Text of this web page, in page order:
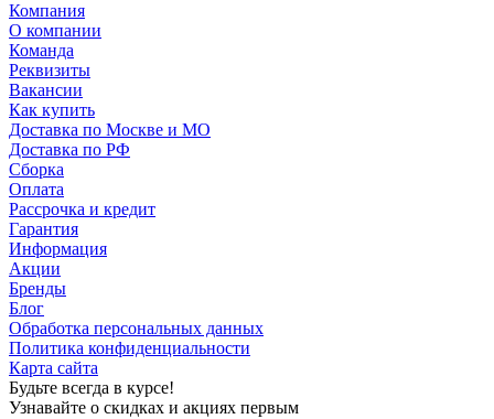
Компания
О компании
Команда
Реквизиты
Вакансии
Как купить
Доставка по Москве и МО
Доставка по РФ
Сборка
Оплата
Рассрочка и кредит
Гарантия
Информация
Акции
Бренды
Блог
Обработка персональных данных
Политика конфиденциальности
Карта сайта
Будьте всегда в курсе!
Узнавайте о скидках и акциях первым